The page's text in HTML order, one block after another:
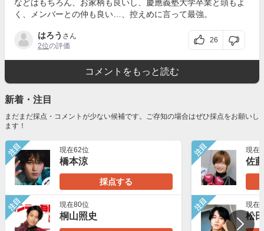
などはもちろん、お家柄も良いし、慶應義塾大学卒業と頭もよ
く、メンバーとの仲も良い…、控えめに言って最強。
はろう さん
2位の評価
26
コメントをもっと読む
新着・注目
まだまだ採点・コメントが少ない候補です。ご存知の場合はぜひ採点をお願いし
ます！
注目 現在62位
橋本涼
採点する
注目 現在80位
桐山照史
注目 現在
佐
注目 現在
松